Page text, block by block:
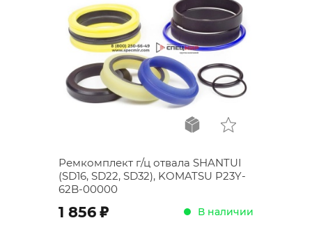
Ремкомплект г/ц отвала SHANTUI
(SD16, SD22, SD32), KOMATSU P23Y-
62B-00000
1 856 ; В наличии